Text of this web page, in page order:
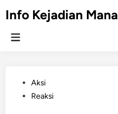
toInfo Kejadian
Main
PostedAksi
Reaksi